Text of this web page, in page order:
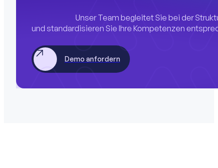
Unser Team begleitet Sie bei der
und standardisieren Sie Ihre Kompetenzen
Demo anfordern